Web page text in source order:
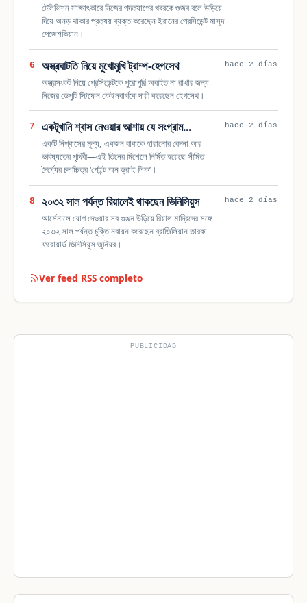
টেলিভিশন সাক্ষাৎকারে নিজের পদত্যাগের খবরকে গুজব বলে উড়িয়ে
দিয়ে অনড় থাকার প্রত্যয় ব্যক্ত করেছেন ইরানের প্রেসিডেন্ট মাসুদ
পেজেশকিয়ান।
6 অস্ত্রঘাটতি নিয়ে মুখোমুখি ট্রাম্প-হেগসেথ
অস্ত্রসংকট নিয়ে প্রেসিডেন্টকে পুরোপুরি অবহিত না রাখার জন্য
নিজের ডেপুটি স্টিফেন ফেইনবার্গকে দায়ী করেছেন হেগসেথ।
hace 2 días
7 একটুখানি শ্বাস নেওয়ার আশায় যে সংগ্রাম...
একটি নিশ্বাসের মূল্য, একজন বাবাকে হারানোর বেদনা আর
ভবিষ্যতের পৃথিবী—এই তিনের মিশেলে নির্মিত হয়েছে সীমিত
দৈর্ঘ্যের চলচ্চিত্র ‘পেইন্ট অন ড্রাই লিফ’।
hace 2 días
8 ২০৩২ সাল পর্যন্ত রিয়ালেই থাকছেন ভিনিসিয়ুস
আর্সেনালে যোগ দেওয়ার সব গুঞ্জন উড়িয়ে রিয়াল মাদ্রিদের সঙ্গে
২০৩২ সাল পর্যন্ত চুক্তি নবায়ন করেছেন ব্রাজিলিয়ান তারকা
ফরোয়ার্ড ভিনিসিয়ুস জুনিয়র।
hace 2 días
Ver feed RSS completo
PUBLICIDAD